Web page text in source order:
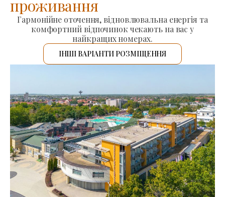
проживання
Гармонійне оточення, відновлювальна енергія та
комфортний відпочинок чекають на вас у
найкращих номерах.
ІНШІ ВАРІАНТИ РОЗМІЩЕННЯ